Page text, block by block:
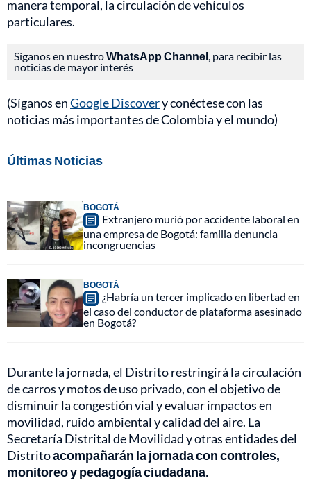
manera temporal, la circulación de vehículos
particulares.
Síganos en nuestroWhatsApp Channel, para recibir las
noticias de mayor interés
(Síganos enGoogle Discovery conéctese con las
noticias más importantes de Colombia y el mundo)
Últimas Noticias
BOGOTÁ
Extranjero murió por accidente laboral en
una empresa de Bogotá: familia denuncia
incongruencias
BOGOTÁ
¿Habría un tercer implicado en libertad en
el caso del conductor de plataforma asesinado
en Bogotá?
Durante la jornada, el Distrito restringirá la circulación
de carros y motos de uso privado, con el objetivo de
disminuir la congestión vial y evaluar impactos en
movilidad, ruido ambiental y calidad del aire. La
Secretaría Distrital de Movilidad y otras entidades del
Distritoacompañarán la jornada con controles,
monitoreo y pedagogía ciudadana.